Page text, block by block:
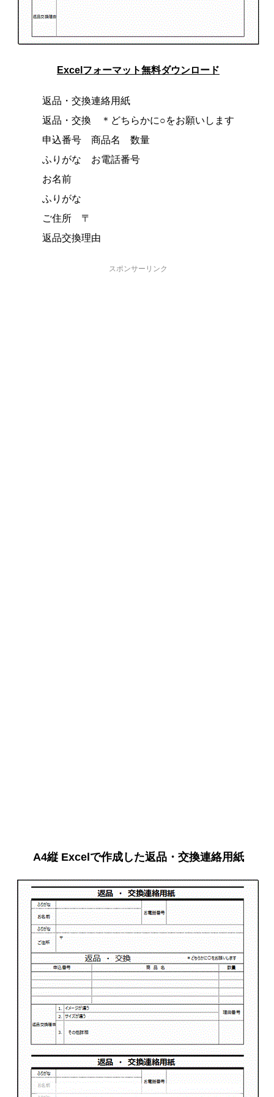
Excelフォーマット無料ダウンロード
返品・交換連絡用紙
返品・交換 ＊どちらかに○をお願いします
申込番号 商品名 数量
ふりがな お電話番号
お名前
ふりがな
ご住所 〒
返品交換理由
スポンサーリンク
A4縦 Excelで作成した返品・交換連絡用紙